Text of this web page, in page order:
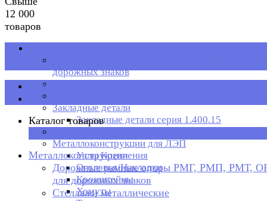
12 000
товаров
дорожных знаков
Стеллажи металлические
Закладные детали
Закладные детали серия 1.400.15
Металлоконструкции для ЛЭП
Узлы Крепления
Оголовья/Накладки
Кронштейны
Хомуты
Каталог товаров
Каталог товаров
Металлоконструкции
Дорожные рамные опоры РМГ, РМП, РМТ,
для дорожных знаков
Стеллажи металлические